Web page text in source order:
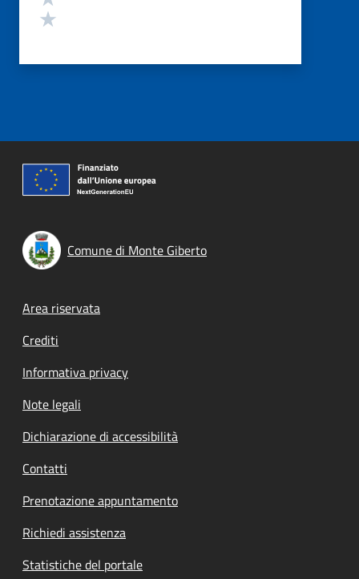
Comune di Monte Giberto
Footer menu
Area riservata
Crediti
Informativa privacy
Note legali
Dichiarazione di accessibilità
Contatti
Prenotazione appuntamento
Richiedi assistenza
Statistiche del portale